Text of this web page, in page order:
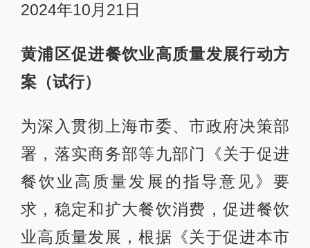
2024年10月21日
黄浦区促进餐饮业高质量发展行动方
案（试行）
为深入贯彻上海市委、市政府决策部
署，落实商务部等九部门《关于促进
餐饮业高质量发展的指导意见》要
求，稳定和扩大餐饮消费，促进餐饮
业高质量发展，根据《关于促进本市